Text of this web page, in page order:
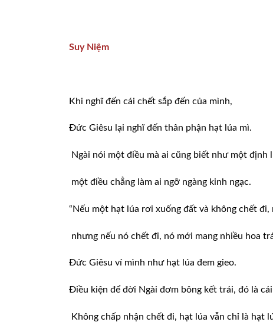
Suy Niệm
Khi nghĩ đến cái chết sắp đến của mình,
Đức Giêsu lại nghĩ đến thân phận hạt lúa mì.
Ngài nói một điều mà ai cũng biết như một định
một điều chẳng làm ai ngỡ ngàng kinh ngạc.
“Nếu một hạt lúa rơi xuống đất và không chết
nhưng nếu nó chết đi, nó mới mang nhiều hoa
Đức Giêsu ví mình như hạt lúa đem gieo.
Điều kiện để đời Ngài đơm bông kết trái, đó là
Không chấp nhận chết đi, hạt lúa vẫn chỉ là hạt